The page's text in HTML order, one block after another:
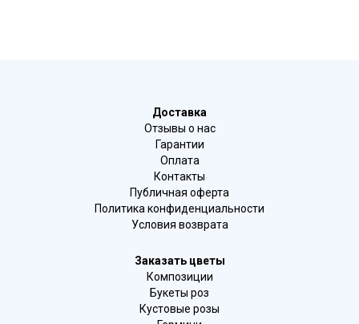
Доставка
Отзывы о нас
Гарантии
Оплата
Контакты
Публичная оферта
Политика конфиденциальности
Условия возврата
Заказать цветы
Композиции
Букеты роз
Кустовые розы